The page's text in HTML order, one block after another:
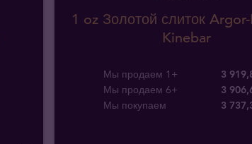
1 oz Золотой слиток
Kinebar
Мы продаем 1+
3
Мы продаем 6+
3
Мы покупаем
3 737,